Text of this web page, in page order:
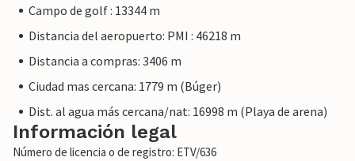
Campo de golf : 13344 m
Distancia del aeropuerto: PMI : 46218 m
Distancia a compras: 3406 m
Ciudad mas cercana: 1779 m (Búger)
Dist. al agua más cercana/nat: 16998 m (Playa de arena)
Información legal
Número de licencia o de registro: ETV/636